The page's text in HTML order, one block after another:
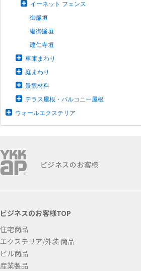
イーネット フェンス
御簾垣
縦御簾垣
建仁寺垣
車庫まわり
庭まわり
景観材料
テラス屋根・バルコニー屋根
ウォールエクステリア
ビジネスのお客様
ビジネスのお客様TOP
住宅商品
エクステリア/外装 商品
ビル商品
産業製品